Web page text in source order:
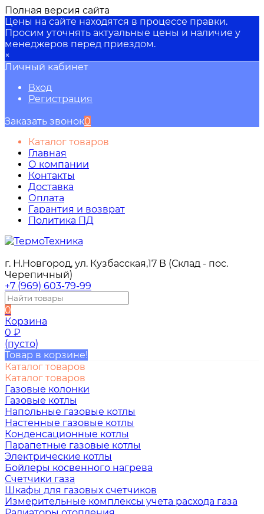
Полная версия сайта
Цены на сайте находятся в процессе правки.
Просим уточнять актуальные цены и наличие у
менеджеров перед приездом.
×
Личный кабинет
Вход
Регистрация
Заказать звонок0
Каталог товаров
Главная
О компании
Контакты
Доставка
Оплата
Гарантия и возврат
Политика ПД
г. Н.Новгород, ул. Кузбасская,17 В (Склад - пос.
Черепичный)
+7 (969) 603-79-99
0
Корзина
0 ₽
(пусто)
Товар в корзине!
Каталог товаров
Каталог товаров
Газовые колонки
Газовые котлы
Напольные газовые котлы
Настенные газовые котлы
Конденсационные котлы
Парапетные газовые котлы
Электрические котлы
Бойлеры косвенного нагрева
Счетчики газа
Шкафы для газовых счетчиков
Измерительные комплексы учета расхода газа